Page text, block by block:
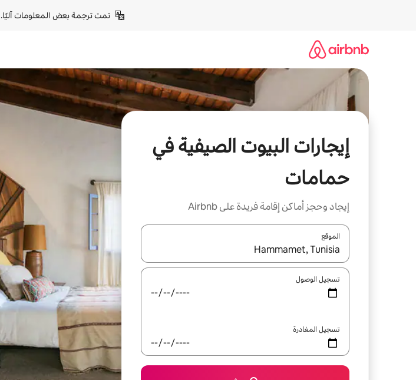
تمت ترجمة بعض المعلومات آليًا.
إيجارات البيوت الصيفية في
حمامات
إيجاد وحجز أماكن إقامة فريدة على Airbnb
الموقع
عند توفر النتائج، انتقل باستخدام السهمين لأعلى ولأسفل أو استكشف عن طريق اللمس أو السحب.
تسجيل الوصول
تسجيل المغادرة